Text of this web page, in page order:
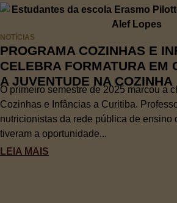
NOTÍCIAS
PROGRAMA COZINHAS E
CELEBRA FORMATURA EM
A JUVENTUDE NA COZINHA
O primeiro semestre de 2025 marcou a
Cozinhas e Infâncias a Curitiba.
nutricionistas da rede pública de ensino
tiveram a oportunidade...
LEIA MAIS